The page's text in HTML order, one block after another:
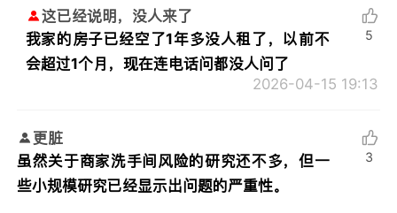
这已经说明，没人来了
我家的房子已经空了1年多没人租了，以前不
会超过1个月，现在连电话问都没人问了
2026-04-15 19:13
5
更脏
虽然关于商家洗手间风险的研究还不多，但一
些小规模研究已经显示出问题的严重性。
3